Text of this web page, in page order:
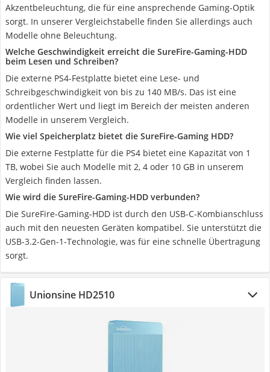
Akzentbeleuchtung, die für eine ansprechende Gaming-Optik
sorgt. In unserer Vergleichstabelle finden Sie allerdings auch
Modelle ohne Beleuchtung.
Welche Geschwindigkeit erreicht die SureFire-Gaming-HDD
beim Lesen und Schreiben?
Die externe PS4-Festplatte bietet eine Lese- und
Schreibgeschwindigkeit von bis zu 140 MB/s. Das ist eine
ordentlicher Wert und liegt im Bereich der meisten anderen
Modelle in unserem Vergleich.
Wie viel Speicherplatz bietet die SureFire-Gaming HDD?
Die externe Festplatte für die PS4 bietet eine Kapazität von 1
TB, wobei Sie auch Modelle mit 2, 4 oder 10 GB in unserem
Vergleich finden lassen.
Wie wird die ‎SureFire-Gaming-HDD verbunden?
Die SureFire-Gaming-HDD ist durch den USB-C-Kombianschluss
auch mit den neuesten Geräten kompatibel. Sie unterstützt die
USB-3.2-Gen-1-Technologie, was für eine schnelle Übertragung
sorgt.
Unionsine HD2510